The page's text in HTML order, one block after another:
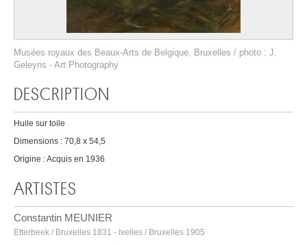
Musées royaux des Beaux-Arts de Belgique, Bruxelles / photo : J.
Geleyns - Art Photography
DESCRIPTION
Huile sur toile
Dimensions : 70,8 x 54,5
Origine : Acquis en 1936
ARTISTES
Constantin MEUNIER
Etterbeek / Bruxelles 1831 - Ixelles / Bruxelles 1905